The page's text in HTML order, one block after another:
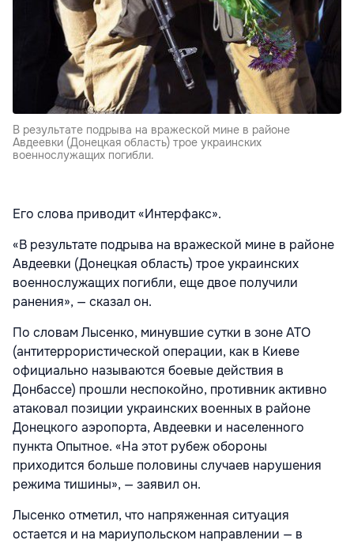
В результате подрыва на вражеской мине в районе
Авдеевки (Донецкая область) трое украинских
военнослужащих погибли.
Его слова приводит «Интерфакс».
«В результате подрыва на вражеской мине в районе
Авдеевки (Донецкая область) трое украинских
военнослужащих погибли, еще двое получили
ранения», — сказал он.
По словам Лысенко, минувшие сутки в зоне АТО
(антитеррористической операции, как в Киеве
официально называются боевые действия в
Донбассе) прошли неспокойно, противник активно
атаковал позиции украинских военных в районе
Донецкого аэропорта, Авдеевки и населенного
пункта Опытное. «На этот рубеж обороны
приходится больше половины случаев нарушения
режима тишины», — заявил он.
Лысенко отметил, что напряженная ситуация
остается и на мариупольском направлении — в